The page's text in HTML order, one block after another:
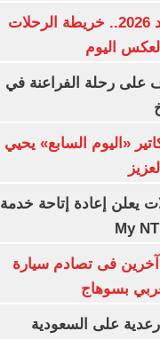
مواعيد قطارات الصعيد 2026.. خريطة الرحلات
اليوم
على رحلة الفراعنة في
«اليوم السابع» يحيي
يعلن إعادة إتاحة خدمة
مصرع سيدة وإصابة 3 آخرين فى تصادم سيارة
بسوهاج
على السعودية